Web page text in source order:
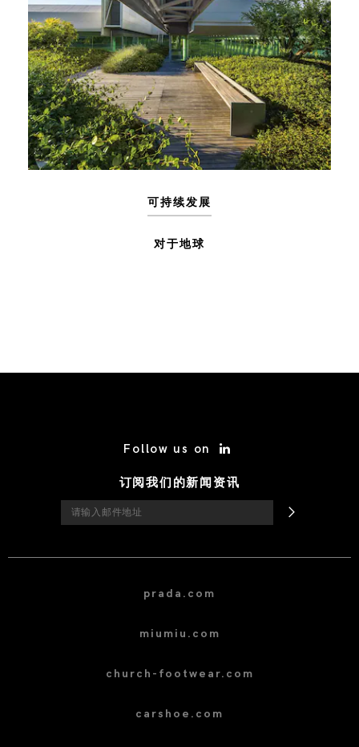
可持续发展
对于地球
Follow us on
订阅我们的新闻资讯
prada.com
miumiu.com
church-footwear.com
carshoe.com